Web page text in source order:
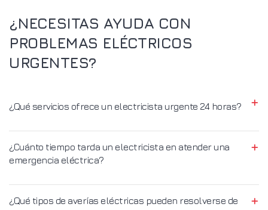
¿NECESITAS AYUDA CON
PROBLEMAS ELÉCTRICOS
URGENTES?
¿Qué servicios ofrece un electricista urgente 24 horas?
¿Cuánto tiempo tarda un electricista en atender una
emergencia eléctrica?
¿Qué tipos de averías eléctricas pueden resolverse de